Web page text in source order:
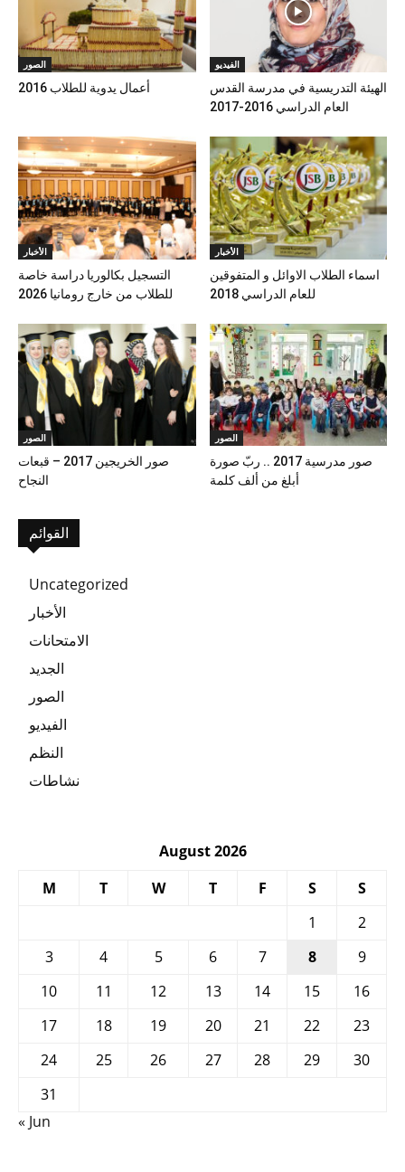
الصور
أعمال يدوية للطلاب 2016
الفيديو
الهيئة التدريسية في مدرسة القدس
العام الدراسي 2016-2017
الأخبار
التسجيل بكالوريا دراسة خاصة
للطلاب من خارج رومانيا 2026
الأخبار
اسماء الطلاب الاوائل و المتفوقين
للعام الدراسي 2018
الصور
صور الخريجين 2017 – قبعات
النجاح
الصور
صور مدرسية 2017 .. ربّ صورة
أبلغ من ألف كلمة
القوائم
Uncategorized
الأخبار
الامتحانات
الجديد
الصور
الفيديو
النظم
نشاطات
August 2026
M
T W T F S
S
1
2
3
4 5 6 7 8
9
10
11 12 13 14 15
16
17
18 19 20 21 22
23
24
25 26 27 28 29
30
31
« Jun